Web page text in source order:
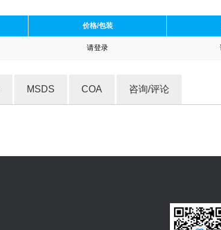
价格/包装
请登录
MSDS COA 咨询/评论